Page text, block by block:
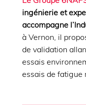
ingénierie et
accompagne
à Vernon, il
de validation
essais
essais de fatigue